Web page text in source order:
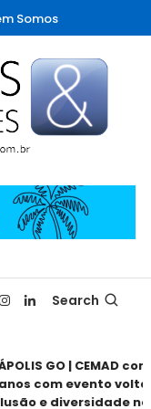
Somos
Search
GO | CEMAD
com evento
e diversidade